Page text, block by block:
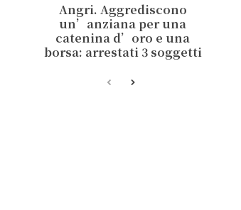
Angri. Aggrediscono
un’anziana per una
catenina d’oro e una
borsa: arrestati 3 soggetti